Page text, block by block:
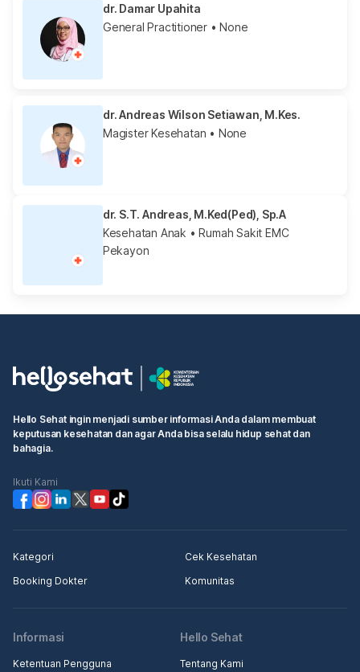
dr. Damar Upahita
General Practitioner • None
dr. Andreas Wilson Setiawan, M.Kes.
Magister Kesehatan • None
dr. S.T. Andreas, M.Ked(Ped), Sp.A
Kesehatan Anak • Rumah Sakit EMC
Pekayon
Hello Sehat ingin menjadi sumber informasi Anda dalam membuat
keputusan kesehatan dan agar Anda bisa selalu hidup sehat dan
bahagia.
Ikuti Kami
Kategori
Cek Kesehatan
Booking Dokter
Komunitas
Informasi
Ketentuan Pengguna
Hello Sehat
Tentang Kami